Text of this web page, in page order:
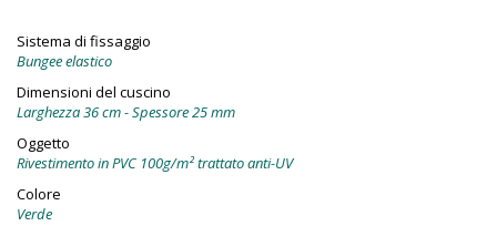
Sistema di fissaggio
Bungee elastico
Dimensioni del cuscino
Larghezza 36 cm - Spessore 25 mm
Oggetto
Rivestimento in PVC 100g/m² trattato anti-UV
Colore
Verde